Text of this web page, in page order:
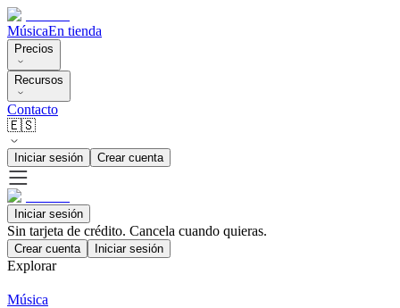
MúsicaEn tienda
Precios
Recursos
Contacto
🇪🇸
Iniciar sesión Crear cuenta
Iniciar sesión
Sin tarjeta de crédito. Cancela cuando quieras.
Crear cuenta Iniciar sesión
Explorar
Música